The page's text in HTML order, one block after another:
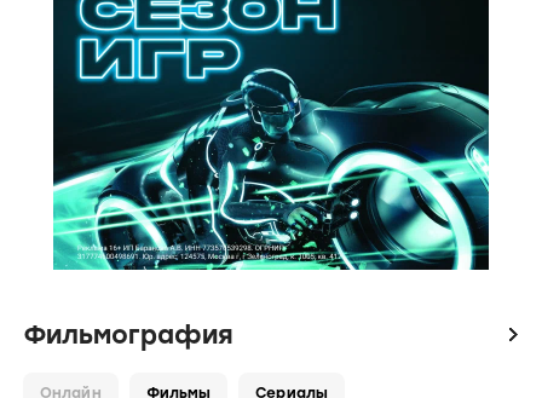
Фильмография icon
Онлайн Фильмы Сериалы